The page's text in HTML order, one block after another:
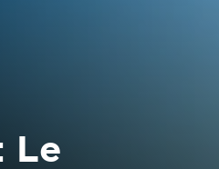
Le